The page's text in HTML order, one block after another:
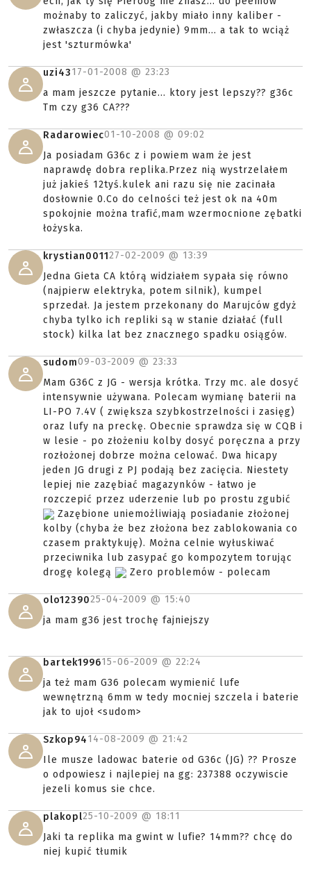
możnaby to zaliczyć, jakby miało inny kaliber -
zwłaszcza (i chyba jedynie) 9mm... a tak to wciąż
jest 'szturmówka'
uzi4317-01-2008 @ 23:23
a mam jeszcze pytanie... ktory jest lepszy?? g36c
Tm czy g36 CA???
Radarowiec01-10-2008 @ 09:02
Ja posiadam G36c z i powiem wam że jest
naprawdę dobra replika.Przez nią wystrzelałem
już jakieś 12tyś.kulek ani razu się nie zacinała
dosłownie 0.Co do celności też jest ok na 40m
spokojnie można trafić,mam wzermocnione zębatki
łożyska.
krystian001127-02-2009 @ 13:39
Jedna Gieta CA którą widziałem sypała się równo
(najpierw elektryka, potem silnik), kumpel
sprzedał. Ja jestem przekonany do Marujców gdyż
chyba tylko ich repliki są w stanie działać (full
stock) kilka lat bez znacznego spadku osiągów.
sudom09-03-2009 @ 23:33
Mam G36C z JG - wersja krótka. Trzy mc. ale dosyć
intensywnie używana. Polecam wymianę baterii na
LI-PO 7.4V ( zwiększa szybkostrzelności i zasięg)
oraz lufy na preckę. Obecnie sprawdza się w CQB i
w lesie - po złożeniu kolby dosyć poręczna a przy
rozłożonej dobrze można celować. Dwa hicapy
jeden JG drugi z PJ podają bez zacięcia. Niestety
lepiej nie zazębiać magazynków - łatwo je
rozczepić przez uderzenie lub po prostu zgubić
Zazębione uniemożliwiają posiadanie złożonej
kolby (chyba że bez złożona bez zablokowania co
czasem praktykuję). Można celnie wyłuskiwać
przeciwnika lub zasypać go kompozytem torując
drogę kolegą
Zero problemów - polecam
olo1239025-04-2009 @ 15:40
ja mam g36 jest trochę fajniejszy
bartek199615-06-2009 @ 22:24
ja też mam G36 polecam wymienić lufe
wewnętrzną 6mm w tedy mocniej szczela i baterie
jak to ujoł <sudom>
Szkop9414-08-2009 @ 21:42
Ile musze ladowac baterie od G36c (JG) ?? Prosze
o odpowiesz i najlepiej na gg: 237388 oczywiscie
jezeli komus sie chce.
plakopl25-10-2009 @ 18:11
Jaki ta replika ma gwint w lufie? 14mm?? chcę do
niej kupić tłumik